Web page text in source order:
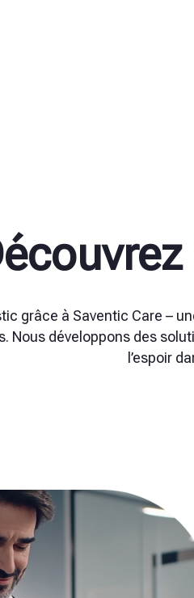
grâce à Saventic Care –
Nous développons des
l’espoir